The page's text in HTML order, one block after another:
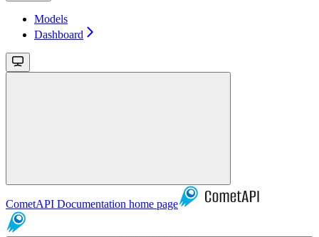
Models
Dashboard
CometAPI Documentation home page